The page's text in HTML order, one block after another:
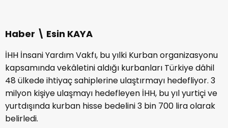
Haber \ Esin KAYA
İHH İnsani Yardım Vakfı, bu yılki Kurban organizasyonu
kapsamında vekâletini aldığı kurbanları Türkiye dâhil
48 ülkede ihtiyaç sahiplerine ulaştırmayı hedefliyor. 3
milyon kişiye ulaşmayı hedefleyen İHH, bu yıl yurtiçi ve
yurtdışında kurban hisse bedelini 3 bin 700 lira olarak
belirledi.